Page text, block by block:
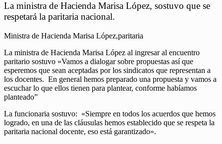
La ministra de Hacienda Marisa López, sostuvo que se
respetará la paritaria nacional.
Ministra de Hacienda Marisa López,paritaria
La ministra de Hacienda Marisa López al ingresar al encuentro
paritario sostuvo «Vamos a dialogar sobre propuestas así que
esperemos que sean aceptadas por los sindicatos que representan a
los docentes. En general hemos preparado una propuesta y vamos a
escuchar lo que ellos tienen para plantear, conforme habíamos
planteado”
La funcionaria sostuvo: «Siempre en todos los acuerdos que hemos
logrado, en una de las cláusulas hemos establecido que se respeta la
paritaria nacional docente, eso está garantizado».